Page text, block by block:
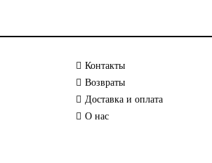
Контакты
Возвраты
Доставка и оплата
О нас